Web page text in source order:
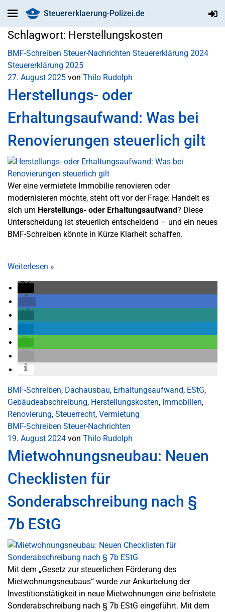
Steuererklaerung-Polizei.de
Schlagwort: Herstellungskosten
BMF-Schreiben Steuer-Nachrichten Steuererklärung 2024
Steuererklärung 2025
27. August 2025 von Thilo Rudolph
Herstellungs- oder
Erhaltungsaufwand: Was bei
Renovierungen steuerlich gilt
Wer eine vermietete Immobilie renovieren oder
modernisieren möchte, steht oft vor der Frage: Handelt es
sich um Herstellungs- oder Erhaltungsaufwand? Diese
Unterscheidung ist steuerlich entscheidend – und ein neues
BMF-Schreiben könnte in Kürze Klarheit schaffen.
Weiterlesen »
BMF-Schreiben, Dachausbau, Erhaltungsaufwand, EStG,
Gebäudeabschreibung, Herstellungskosten, Immobilien,
Renovierung, Steuerrecht, Vermietung
BMF-Schreiben Steuer-Nachrichten
19. August 2024 von Thilo Rudolph
Mietwohnungsneubau: Neuen
Checklisten für
Sonderabschreibung nach §
7b EStG
Mit dem „Gesetz zur steuerlichen Förderung des
Mietwohnungsneubaus“ wurde zur Ankurbelung der
Investitionstätigkeit in neue Mietwohnungen eine befristete
Sonderabschreibung nach § 7b EStG eingeführt. Mit dem